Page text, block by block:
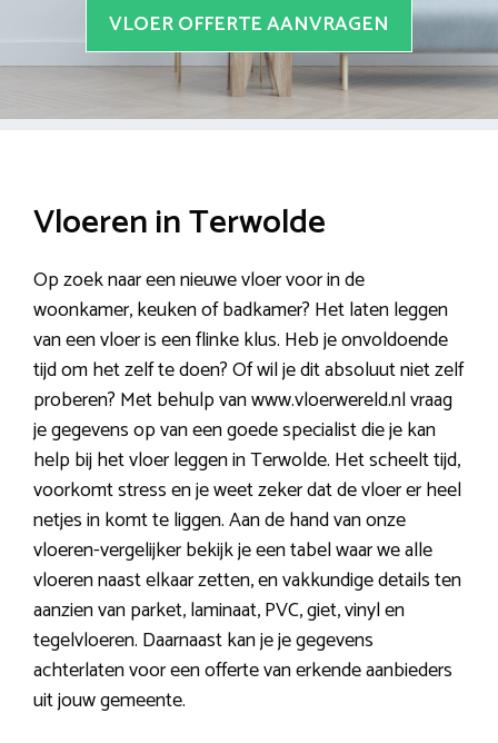
VLOER OFFERTE AANVRAGEN
Vloeren in Terwolde
Op zoek naar een nieuwe vloer voor in de
woonkamer, keuken of badkamer? Het laten leggen
van een vloer is een flinke klus. Heb je onvoldoende
tijd om het zelf te doen? Of wil je dit absoluut niet zelf
proberen? Met behulp van www.vloerwereld.nl vraag
je gegevens op van een goede specialist die je kan
help bij het vloer leggen in Terwolde. Het scheelt tijd,
voorkomt stress en je weet zeker dat de vloer er heel
netjes in komt te liggen. Aan de hand van onze
vloeren-vergelijker bekijk je een tabel waar we alle
vloeren naast elkaar zetten, en vakkundige details ten
aanzien van parket, laminaat, PVC, giet, vinyl en
tegelvloeren. Daarnaast kan je je gegevens
achterlaten voor een offerte van erkende aanbieders
uit jouw gemeente.